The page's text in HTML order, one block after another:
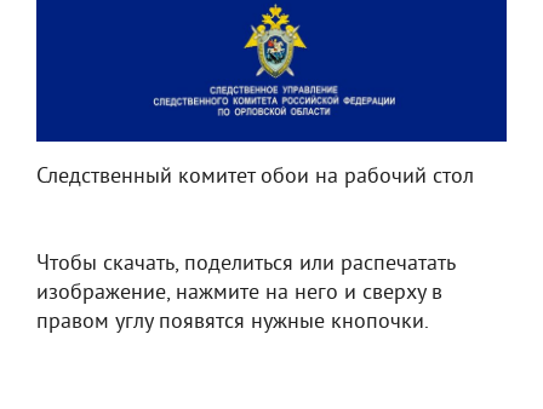
Следственный комитет обои на рабочий стол
Чтобы скачать, поделиться или распечатать
изображение, нажмите на него и сверху в
правом углу появятся нужные кнопочки.